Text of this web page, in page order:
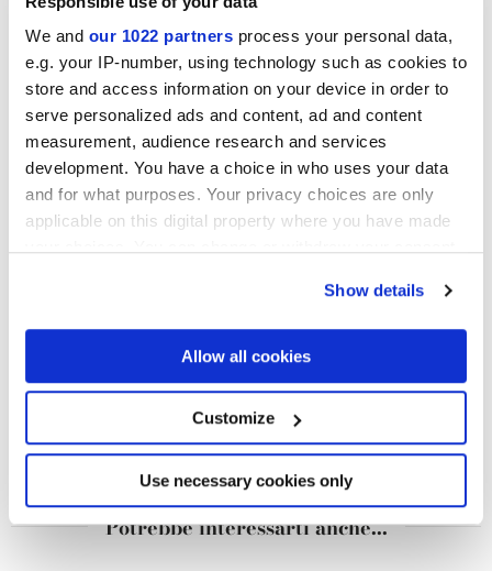
We and our 1022 partners process your personal data,
e.g. your IP-number, using technology such as cookies to
store and access information on your device in order to
serve personalized ads and content, ad and content
measurement, audience research and services
development. You have a choice in who uses your data
and for what purposes. Your privacy choices are only
applicable on this digital property where you have made
If you allow, we would also like to:
Collect information about your geographical
location which can be accurate to within several
Identify your device by actively scanning it for
specific characteristics (fingerprinting)
Find out more about how your personal data is processed
and set your preferences in thedetails section.
Show details
Allow all cookies
Customize
Use necessary cookies only
Lasciatevi conquistare dalla nuova tendenza
cromatica 2020 e
scoprite come la collezione Stonecloud può
trasformare i vostri ambienti!
questo articolo
Iscrivitialla Newsletter
Vuoi rimanere sempre aggiornato
sulle novità Marca Corona?
iscriviti alla nostra Newsletter
Potrebbe interessarti anche...